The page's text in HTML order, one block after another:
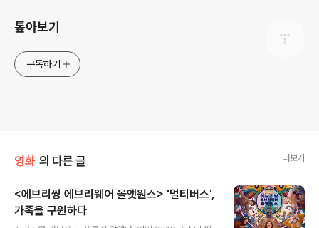
톺아보기
구독하기
영화 의 다른 글 더보기
<에브리씽 에브리웨어 올앳원스> '멀티버스',
가족을 구원하다